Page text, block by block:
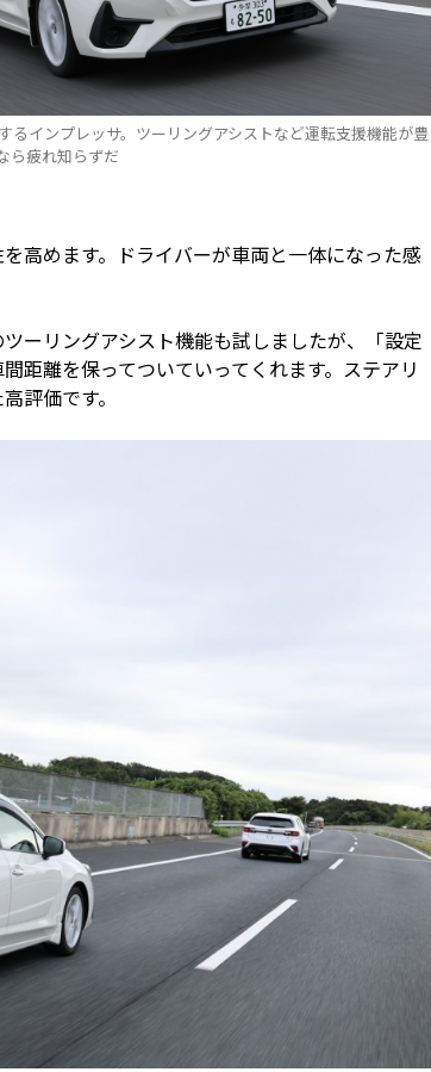
るインプレッサ。ツーリングアシストなど運転支援機能が豊
ら疲れ知らずだ
高めます。ドライバーが車両と一体になった感
ーリングアシスト機能も試しましたが、「設定
距離を保ってついていってくれます。ステアリ
評価です。